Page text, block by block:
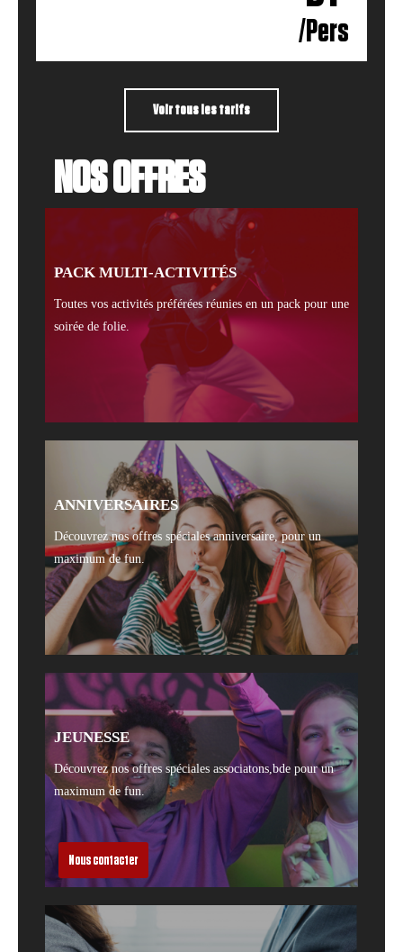
/Pers
Voir tous les tarifs
NOS OFFRES
PACK MULTI-ACTIVITÉS
Toutes vos activités préférées réunies en un pack pour une
soirée de folie.
ANNIVERSAIRES
Découvrez nos offres spéciales anniversaire, pour un
maximum de fun.
JEUNESSE
Découvrez nos offres spéciales associatons,bde pour un
maximum de fun.
Nous contacter